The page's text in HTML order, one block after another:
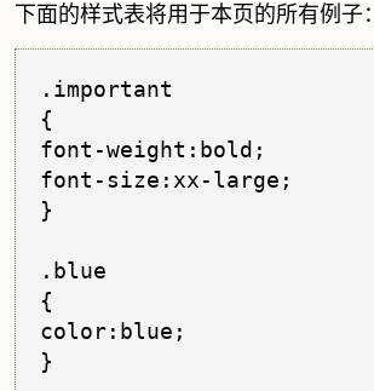
下面的样式表将用于本页的所有例子：
.important
{
font-weight:bold;
font-size:xx-large;
}
.blue
{
color:blue;